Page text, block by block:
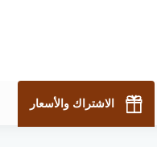
الاشتراك والأسعار